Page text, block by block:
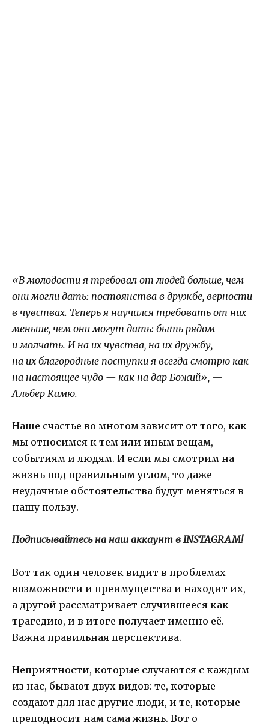
«В молодости я требовал от людей больше, чем
они могли дать: постоянства в дружбе, верности
в чувствах. Теперь я научился требовать от них
меньше, чем они могут дать: быть рядом
и молчать. И на их чувства, на их дружбу,
на их благородные поступки я всегда смотрю как
на настоящее чудо — как на дар Божий», —
Альбер Камю.
Наше счастье во многом зависит от того, как
мы относимся к тем или иным вещам,
событиям и людям. И если мы смотрим на
жизнь под правильным углом, то даже
неудачные обстоятельства будут меняться в
нашу пользу.
Подписывайтесь на наш аккаунт в INSTAGRAM!
Вот так один человек видит в проблемах
возможности и преимущества и находит их,
а другой рассматривает случившееся как
трагедию, и в итоге получает именно её.
Важна правильная перспектива.
Неприятности, которые случаются с каждым
из нас, бывают двух видов: те, которые
создают для нас другие люди, и те, которые
преподносит нам сама жизнь. Вот о